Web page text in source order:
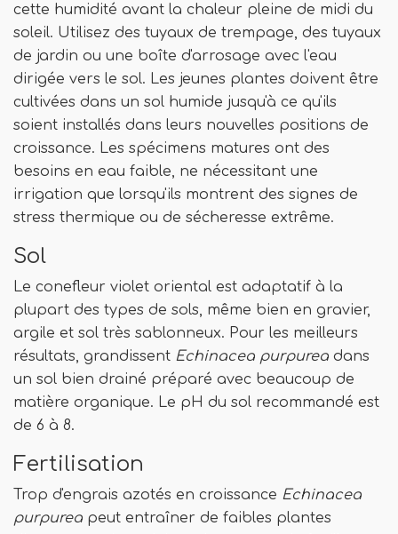
cette humidité avant la chaleur pleine de midi du
soleil. Utilisez des tuyaux de trempage, des tuyaux
de jardin ou une boîte d'arrosage avec l'eau
dirigée vers le sol. Les jeunes plantes doivent être
cultivées dans un sol humide jusqu'à ce qu'ils
soient installés dans leurs nouvelles positions de
croissance. Les spécimens matures ont des
besoins en eau faible, ne nécessitant une
irrigation que lorsqu'ils montrent des signes de
stress thermique ou de sécheresse extrême.
Sol
Le conefleur violet oriental est adaptatif à la
plupart des types de sols, même bien en gravier,
argile et sol très sablonneux. Pour les meilleurs
résultats, grandissent Echinacea purpurea dans
un sol bien drainé préparé avec beaucoup de
matière organique. Le pH du sol recommandé est
de 6 à 8.
Fertilisation
Trop d'engrais azotés en croissance Echinacea
purpurea peut entraîner de faibles plantes